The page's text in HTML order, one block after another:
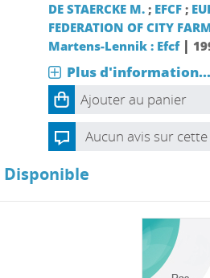
DE STAERCKE M.; EFCF;
FEDERATION OF CITY
Martens-Lennik : Efcf|
Plus d'information...
Ajouter au panier
Aucun avis sur
Disponible